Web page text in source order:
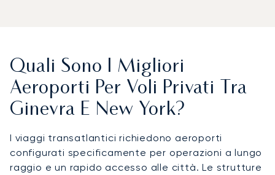
Quali Sono I Migliori
Aeroporti Per Voli Privati Tra
Ginevra E New York?
I viaggi transatlantici richiedono aeroporti
configurati specificamente per operazioni a lungo
raggio e un rapido accesso alle città. Le strutture